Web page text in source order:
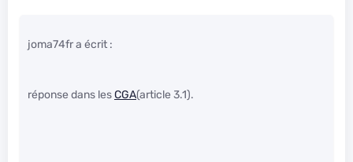
joma74fr a écrit :
réponse dans lesCGA(article 3.1).